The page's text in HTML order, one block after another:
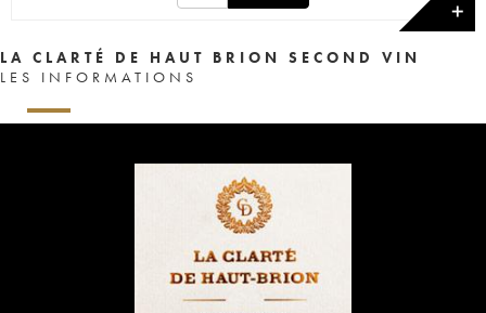
✕
LA CLARTÉ DE HAUT BRION SECOND VIN
LES INFORMATIONS